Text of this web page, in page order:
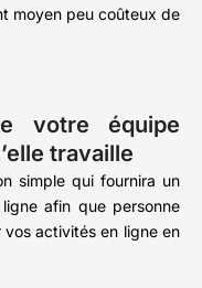
moyen peu coûteux de
votre équipe
travaille
simple qui fournira un
afin que personne
vos activités en ligne en